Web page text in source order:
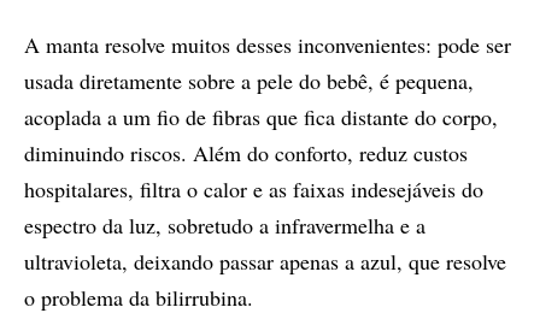
A manta resolve muitos desses inconvenientes: pode ser
usada diretamente sobre a pele do bebê, é pequena,
acoplada a um fio de fibras que fica distante do corpo,
diminuindo riscos. Além do conforto, reduz custos
hospitalares, filtra o calor e as faixas indesejáveis do
espectro da luz, sobretudo a infravermelha e a
ultravioleta, deixando passar apenas a azul, que resolve
o problema da bilirrubina.